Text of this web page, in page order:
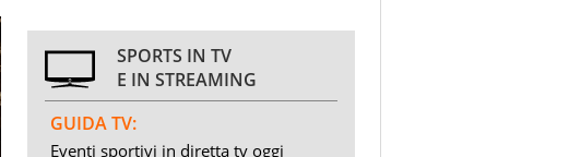
SPORTS IN TV
E IN STREAMING
GUIDA TV:
Eventi sportivi in diretta tv oggi